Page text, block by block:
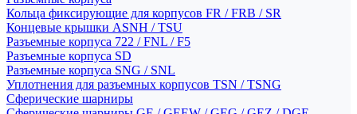
Кольца фиксирующие для корпусов FR / FRB / SR
Концевые крышки ASNH / TSU
Разъемные корпуса 722 / FNL / F5
Разъемные корпуса SD
Разъемные корпуса SNG / SNL
Уплотнения для разъемных корпусов TSN / TSNG
Сферические шарниры